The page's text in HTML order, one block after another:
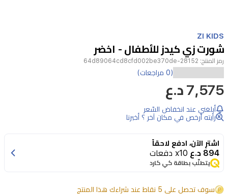
1
of
1
ZI KIDS
شورت زي كيدز للأطفال - اخضر
رمز المنتج: 28152-64d89064cd8cfd002be370de
(0 مراجعات)
7,575 د.ع
أبلغني عند انخفاض السّعر
رأيته أرخص في مكان آخر ؟ أخبرنا
اشترِ الآن، ادفع لاحقاً
894 د.ع x10 دفعات
يتطلّب بطاقة كي كارد
سوف تحصل على 5 نقاط عند شراءك هذا المنتج